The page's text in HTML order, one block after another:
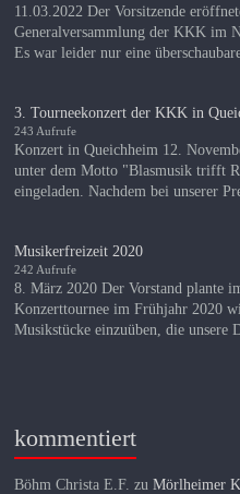
11.03.2022 Der Vorsitzende
Generalversammlung der KKK im
Es war leider nur eine
3. Tourneekonzert der KKK in
243 Aufrufe
Konzert in Queichheim 12.
unter dem Motto "Blasmusik trifft
eingeladen. Nachdem bei unserer
Musikerfreizeit 2020
242 Aufrufe
8. März 2020 Der Vorstand plante
Konzerttournee im Frühjahr 2020
Musikstücke einzuüben, die unsere
kommentiert
Böhm Christa E.F. zuMörlheimer